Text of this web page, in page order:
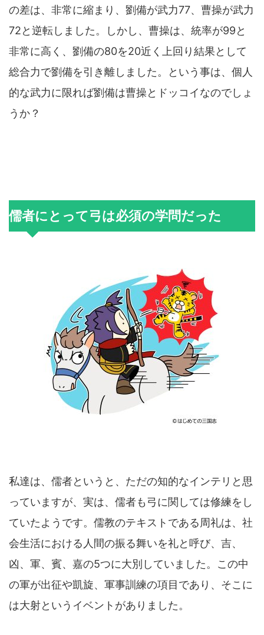
の差は、非常に縮まり、劉備が武力77、曹操が武力
72と逆転しました。しかし、曹操は、統率が99と
非常に高く、劉備の80を20近く上回り結果として
総合力で劉備を引き離しました。という事は、個人
的な武力に限れば劉備は曹操とドッコイなのでしょ
うか？
儒者にとって弓は必須の学問だった
私達は、儒者というと、ただの知的なインテリと思
っていますが、実は、儒者も弓に関しては修練をし
ていたようです。儒教のテキストである周礼は、社
会生活における人間の振る舞いを礼と呼び、吉、
凶、軍、賓、嘉の5つに大別していました。この中
の軍が出征や凱旋、軍事訓練の項目であり、そこに
は大射というイベントがありました。